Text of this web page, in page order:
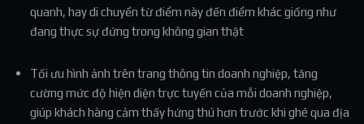
quanh, hay di chuyển từ điểm này đến điểm khác giống như
đang thực sự đứng trong không gian thật
Tối ưu hình ảnh trên trang thông tin doanh nghiệp, tăng
cường mức độ hiện diện trực tuyến của mỗi doanh nghiệp,
giúp khách hàng cảm thấy hứng thú hơn trước khi ghé qua địa